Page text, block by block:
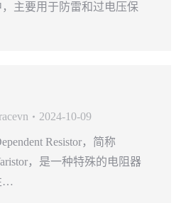
主要用于防雷和过电压保
2024-10-09
Resistor，简称
，是一种特殊的电阻器
…